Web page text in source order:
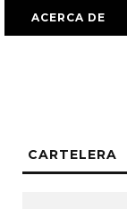
ACERCA DE
CARTELERA